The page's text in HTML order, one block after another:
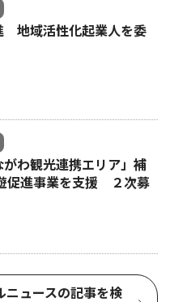
地域活性化起業人を委
わ観光連携エリア」補
進事業を支援 ２次募
ニュースの記事を検